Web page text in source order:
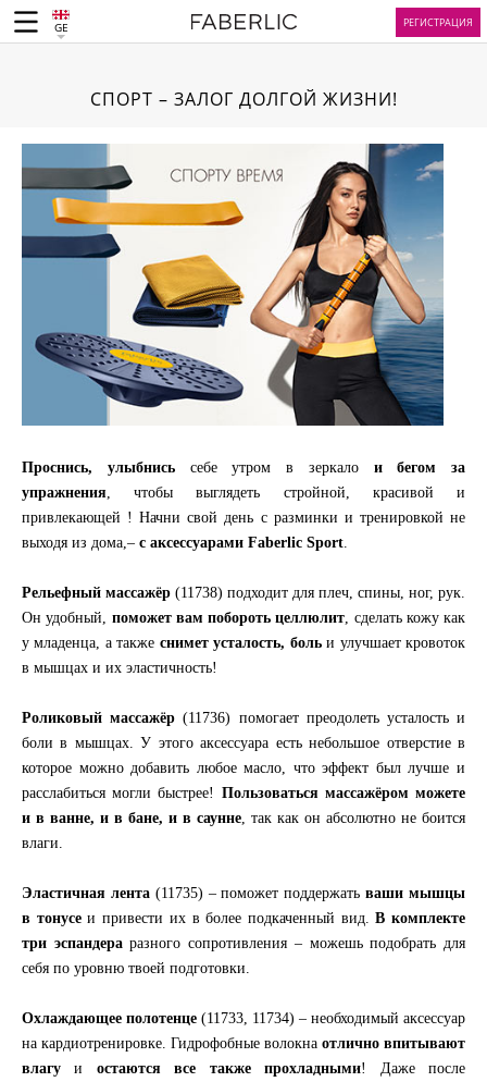
GE РЕГИСТРАЦИЯ
СПОРТ – ЗАЛОГ ДОЛГОЙ ЖИЗНИ!
Проснись, улыбнисьсебе утром в зеркало и бегом за
упражнения , чтобы выглядеть стройной, красивой и
привлекающей ! Начни свой день с разминки и тренировкой не
выходя из дома,– с аксессуарами Faberlic Sport
Рельефный массажёр (11738) подходит для плеч, спины, ног, рук.
Он удобный, поможет вам побороть целлюлит , сделать кожу как
у младенца, а также снимет усталость, больи улучшает кровоток
в мышцах и их эластичность!
Роликовый массажёр (11736) помогает преодолеть усталость и
боли в мышцах. У этого аксессуара есть небольшое отверстие в
которое можно добавить любое масло, что эффект был лучше и
расслабиться могли быстрее! Пользоваться массажёром можете
и в ванне, и в бане, и в саунне , так как он абсолютно не боится
влаги.
Эластичная лента(11735) – поможет поддержатьваши мышцы
в тонусеи привести их в более подкаченный вид.В комплекте
три эспандераразного сопротивления – можешь подобрать для
себя по уровню твоей подготовки.
Охлаждающее полотенце (11733, 11734) – необходимый аксессуар
на кардиотренировке. Гидрофобные волокна отлично впитывают
влагу и остаются все также прохладными! Даже после